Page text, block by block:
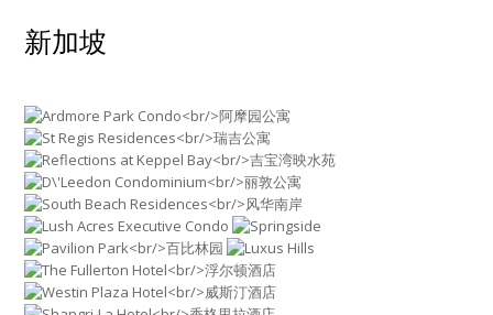
新加坡